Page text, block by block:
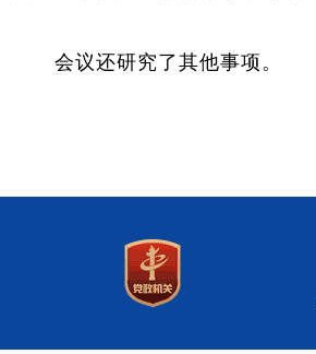
会议还研究了其他事项。